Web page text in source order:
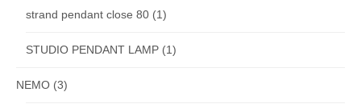
strand pendant close 80 (1)
STUDIO PENDANT LAMP (1)
NEMO (3)